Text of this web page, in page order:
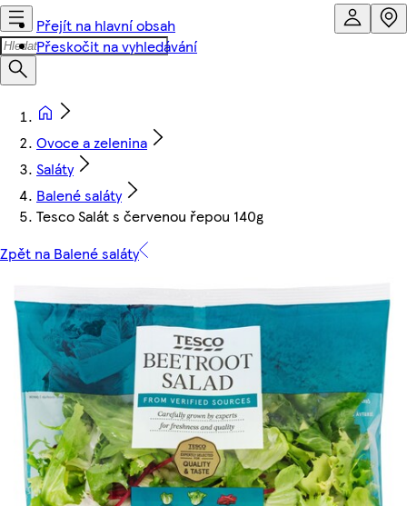
Přejít na hlavní obsah
Přeskočit na vyhledávání
Ovoce a zelenina
Saláty
Balené saláty
Tesco Salát s červenou řepou 140g
Zpět na Balené saláty